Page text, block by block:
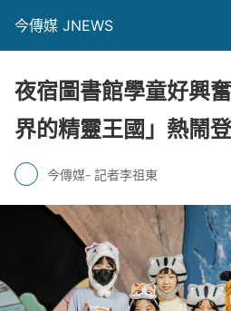
今傳媒 JNEWS
夜宿圖書館學童好興
界的精靈王國」熱鬧登
今傳媒- 記者李祖東